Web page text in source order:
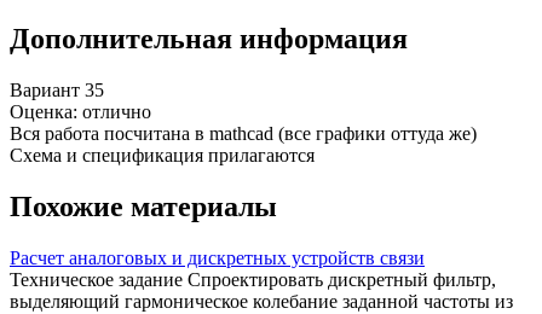
Дополнительная информация
Вариант 35
Оценка: отлично
Вся работа посчитана в mathcad (все графики оттуда же)
Схема и спецификация прилагаются
Похожие материалы
Расчет аналоговых и дискретных устройств связи
Техническое задание Спроектировать дискретный фильтр,
выделяющий гармоническое колебание заданной частоты из